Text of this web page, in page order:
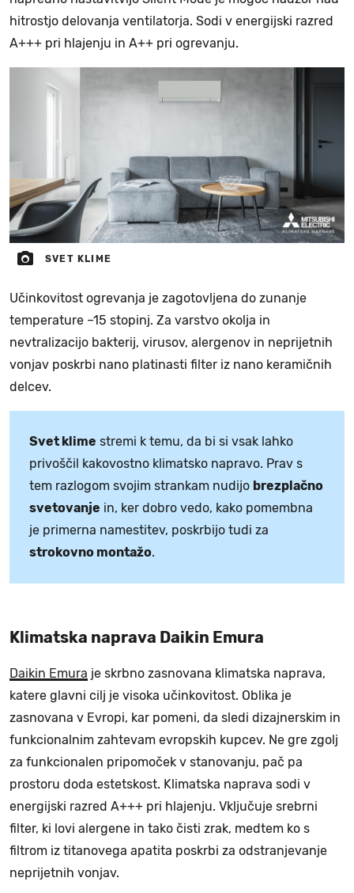
hitrostjo delovanja ventilatorja. Sodi v energijski razred
A+++ pri hlajenju in A++ pri ogrevanju.
SVET KLIME
Učinkovitost ogrevanja je zagotovljena do zunanje
temperature –15 stopinj. Za varstvo okolja in
nevtralizacijo bakterij, virusov, alergenov in neprijetnih
vonjav poskrbi nano platinasti filter iz nano keramičnih
delcev.
Svet klime stremi k temu, da bi si vsak lahko
privoščil kakovostno klimatsko napravo. Prav s
tem razlogom svojim strankam nudijo brezplačno
svetovanje in, ker dobro vedo, kako pomembna
je primerna namestitev, poskrbijo tudi za
strokovno montažo.
Klimatska naprava Daikin Emura
Daikin Emura je skrbno zasnovana klimatska naprava,
katere glavni cilj je visoka učinkovitost. Oblika je
zasnovana v Evropi, kar pomeni, da sledi dizajnerskim in
funkcionalnim zahtevam evropskih kupcev. Ne gre zgolj
za funkcionalen pripomoček v stanovanju, pač pa
prostoru doda estetskost. Klimatska naprava sodi v
energijski razred A+++ pri hlajenju. Vključuje srebrni
filter, ki lovi alergene in tako čisti zrak, medtem ko s
filtrom iz titanovega apatita poskrbi za odstranjevanje
neprijetnih vonjav.